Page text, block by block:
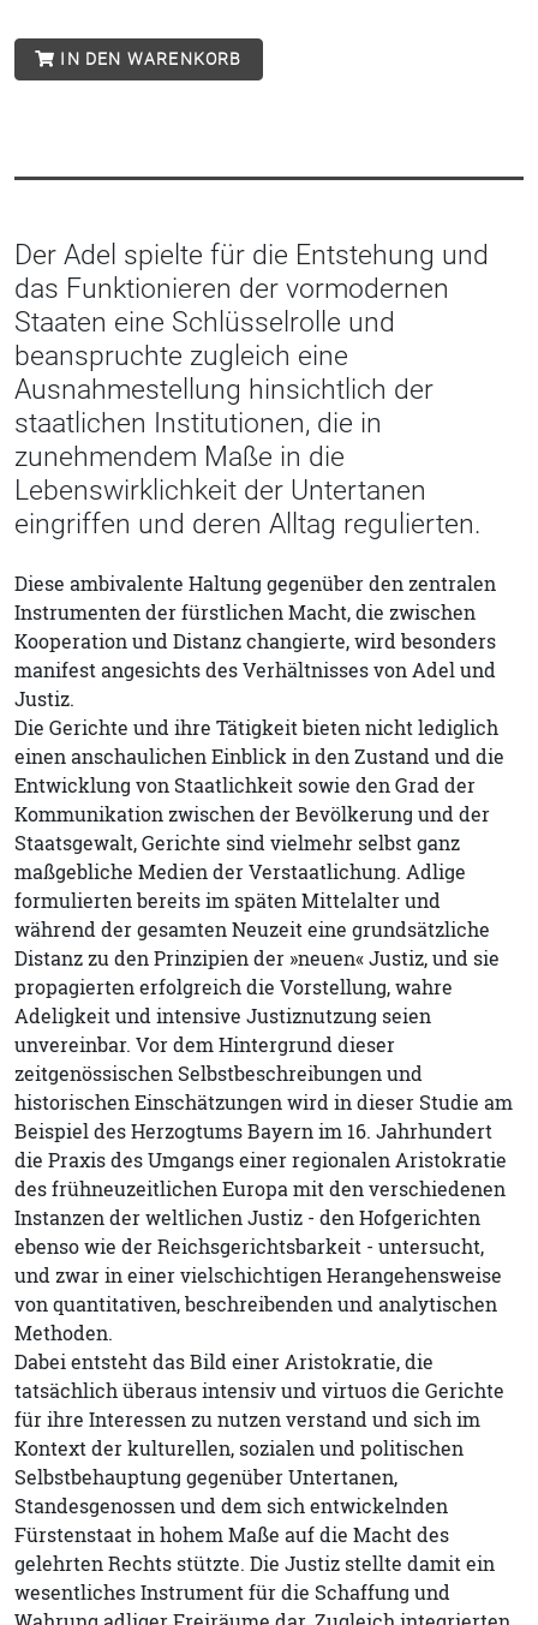
IN DEN WARENKORB
Der Adel spielte für die Entstehung und
das Funktionieren der vormodernen
Staaten eine Schlüsselrolle und
beanspruchte zugleich eine
Ausnahmestellung hinsichtlich der
staatlichen Institutionen, die in
zunehmendem Maße in die
Lebenswirklichkeit der Untertanen
eingriffen und deren Alltag regulierten.
Diese ambivalente Haltung gegenüber den zentralen
Instrumenten der fürstlichen Macht, die zwischen
Kooperation und Distanz changierte, wird besonders
manifest angesichts des Verhältnisses von Adel und
Justiz.
Die Gerichte und ihre Tätigkeit bieten nicht lediglich
einen anschaulichen Einblick in den Zustand und die
Entwicklung von Staatlichkeit sowie den Grad der
Kommunikation zwischen der Bevölkerung und der
Staatsgewalt, Gerichte sind vielmehr selbst ganz
maßgebliche Medien der Verstaatlichung. Adlige
formulierten bereits im späten Mittelalter und
während der gesamten Neuzeit eine grundsätzliche
Distanz zu den Prinzipien der »neuen« Justiz, und sie
propagierten erfolgreich die Vorstellung, wahre
Adeligkeit und intensive Justiznutzung seien
unvereinbar. Vor dem Hintergrund dieser
zeitgenössischen Selbstbeschreibungen und
historischen Einschätzungen wird in dieser Studie am
Beispiel des Herzogtums Bayern im 16. Jahrhundert
die Praxis des Umgangs einer regionalen Aristokratie
des frühneuzeitlichen Europa mit den verschiedenen
Instanzen der weltlichen Justiz - den Hofgerichten
ebenso wie der Reichsgerichtsbarkeit - untersucht,
und zwar in einer vielschichtigen Herangehensweise
von quantitativen, beschreibenden und analytischen
Methoden.
Dabei entsteht das Bild einer Aristokratie, die
tatsächlich überaus intensiv und virtuos die Gerichte
für ihre Interessen zu nutzen verstand und sich im
Kontext der kulturellen, sozialen und politischen
Selbstbehauptung gegenüber Untertanen,
Standesgenossen und dem sich entwickelnden
Fürstenstaat in hohem Maße auf die Macht des
gelehrten Rechts stützte. Die Justiz stellte damit ein
wesentliches Instrument für die Schaffung und